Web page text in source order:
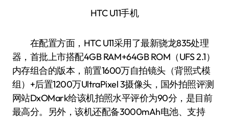
HTC U11手机
在配置方面，HTC U11采用了最新骁龙835处理
器，首批上市搭配4GB RAM+64GB ROM（UFS 2.1）
内存组合的版本，前置1600万自拍镜头（背照式模
组）+后置1200万UltraPixel 3摄像头，国外拍照评测
网站DxOMark给该机拍照水平评价为90分，是目前
最高分。另外，该机还配备3000mAh电池、支持